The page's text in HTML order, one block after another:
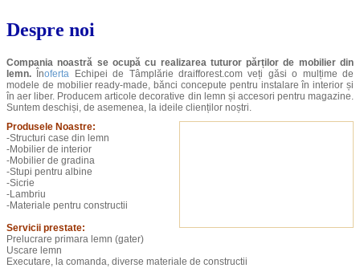
Despre noi
Compania noastră se ocupă cu realizarea tuturor părților de mobilier din
lemn. Înoferta
Echipei de Tâmplărie draifforest.com veți găsi o mulțime de
modele de mobilier ready-made, bănci concepute pentru instalare în interior și
în aer liber. Producem articole decorative din lemn și accesori pentru magazine.
Suntem deschiși, de asemenea, la ideile clienților noștri.
Produsele Noastre:
-Structuri case din lemn
-Mobilier de interior
-Mobilier de gradina
-Stupi pentru albine
-Sicrie
-Lambriu
-Materiale pentru constructii
Servicii prestate:
Prelucrare primara lemn (gater)
Uscare lemn
Executare, la comanda, diverse materiale de constructii